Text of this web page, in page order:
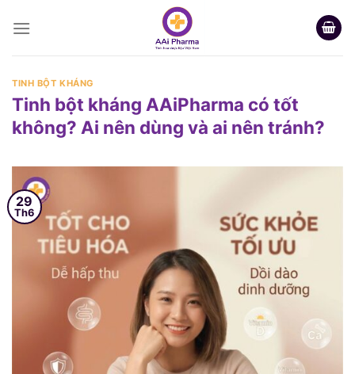
TINH BỘT KHÁNG
Tinh bột kháng AAiPharma có tốt
không? Ai nên dùng và ai nên tránh?
29
Th6